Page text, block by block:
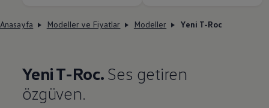
Anasayfa Modeller ve Fiyatlar Modeller Yeni T-Roc
Yeni T-Roc. Ses getiren
özgüven.